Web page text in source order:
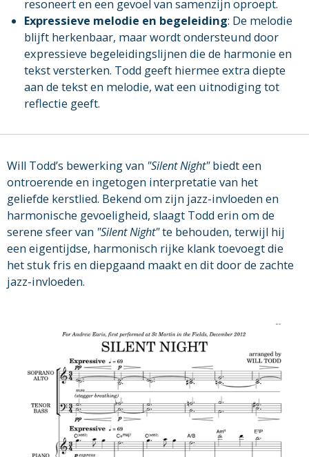
resoneert en een gevoel van samenzijn oproept.
Expressieve melodie en begeleiding: De melodie
blijft herkenbaar, maar wordt ondersteund door
expressieve begeleidingslijnen die de harmonie en
tekst versterken. Todd geeft hiermee extra diepte
aan de tekst en melodie, wat een uitnodiging tot
reflectie geeft.
Will Todd’s bewerking van "Silent Night"biedt een
ontroerende en ingetogen interpretatie van het
geliefde kerstlied. Bekend om zijn jazz-invloeden en
harmonische gevoeligheid, slaagt Todd erin om de
serene sfeer van "Silent Night"te behouden, terwijl hij
een eigentijdse, harmonisch rijke klank toevoegt die
het stuk fris en diepgaand maakt en dit door de zachte
jazz-invloeden.